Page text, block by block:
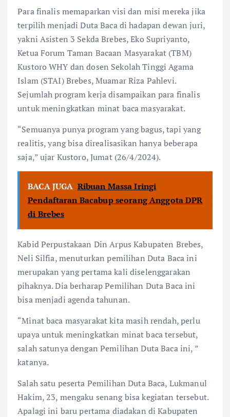
Para finalis memaparkan visi dan misi mereka jika
terpilih menjadi Duta Baca di hadapan dewan juri,
yakni Asisten 3 Sekda Brebes, Eko Supriyanto,
Ketua Forum Taman Bacaan Masyarakat (TBM)
Kustoro WHY dan dosen Sekolah Tinggi Agama
Islam (STAI) Brebes, Muamar Riza Pahlevi.
Sejumlah program kerja disampaikan para finalis
untuk meningkatkan minat baca masyarakat.
“Semuanya punya program yang bagus, tapi yang
realitis, yang bisa direalisasikan hanya beberapa
saja,” ujar Kustoro, Jumat (26/4/2024).
BACA JUGA Ribuan Massa Iringi
Pendaftaran Bacabup seorang Anggota DPR
di Brebes
Kabid Perpustakaan Din Arpus Kabupaten Brebes,
Neli Silfia, menuturkan pemilihan Duta Baca ini
merupakan yang pertama kali diselenggarakan
pihaknya. Dia berharap Pemilihan Duta Baca ini
bisa menjadi agenda tahunan.
“Minat baca masyarakat kita masih rendah, perlu
upaya untuk meningkatkan minat baca tersebut,
salah satunya dengan Pemilihan Duta Baca ini, ”
katanya.
Salah satu peserta Pemilihan Duta Baca, Lukmanul
Hakim, 23, mengaku senang bisa kegiatan tersebut.
Apalagi ini baru pertama diadakan di Kabupaten